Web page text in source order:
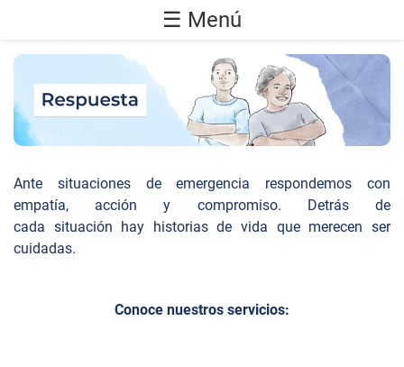
☰ Menú
Ante situaciones de emergencia respondemos con
empatía, acción y compromiso. Detrás de
cada situación hay historias de vida que merecen ser
cuidadas.
Conoce nuestros servicios: